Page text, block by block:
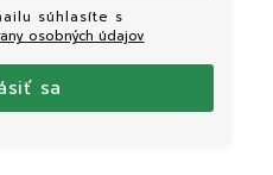
osobných údajov
sa